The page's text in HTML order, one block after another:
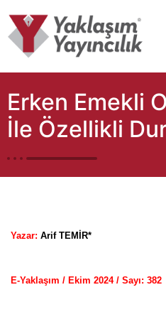
Erken Emekli
İle Özellikli
Yazar: Arif TEMİR*
E-Yaklaşım / Ekim 2024 / Sayı: 382